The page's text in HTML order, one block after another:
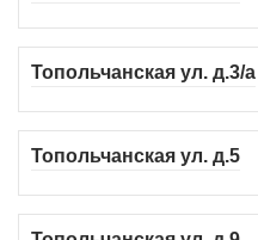
Топольчанская ул. д.3/а
Топольчанская ул. д.5